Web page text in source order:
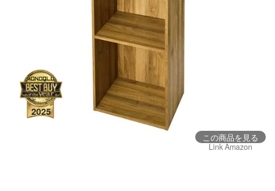
この商品を見る
Link Amazon